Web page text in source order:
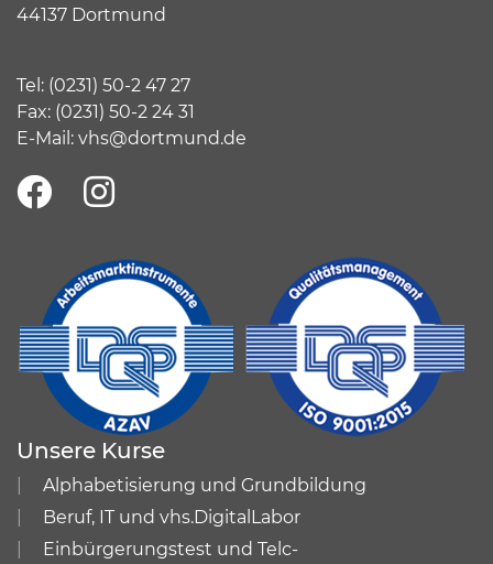
44137 Dortmund
Tel: (0231) 50-2 47 27
Fax: (0231) 50-2 24 31
E-Mail: vhs@dortmund.de
Unsere Kurse
Alphabetisierung und Grundbildung
Beruf, IT und vhs.DigitalLabor
Einbürgerungstest und Telc-